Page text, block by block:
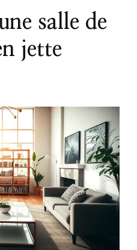
salle de
jette